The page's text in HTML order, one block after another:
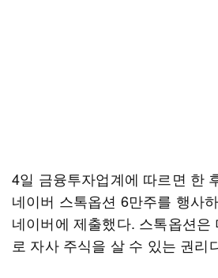
4일 금융투자업계에 따르면 한
네이버 스톡옵션 6만주를 행사
네이버에 제출했다. 스톡옵션은
로 자사 주식을 살 수 있는 권리